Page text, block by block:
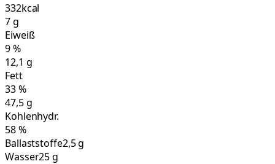
332kcal
7g
Eiweiß
9%
12,1 g
Fett
33%
47,5g
Kohlenhydr.
58%
Ballaststoffe2,5 g
Wasser25 g